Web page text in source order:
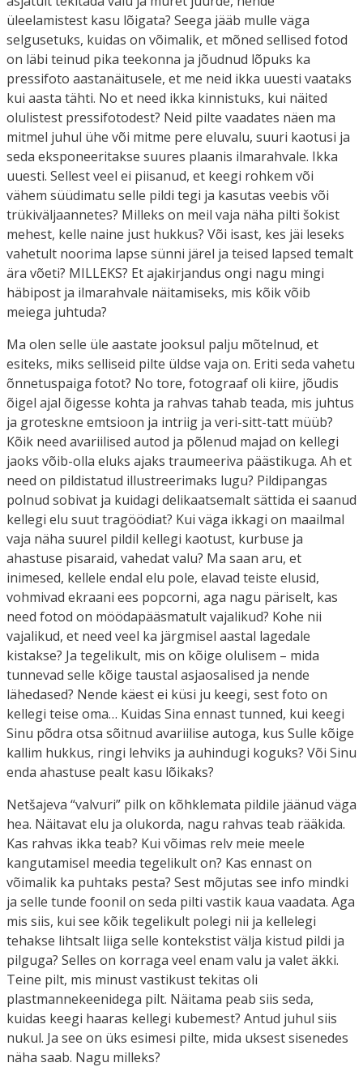
üleelamistest kasu lõigata? Seega jääb mulle väga
selgusetuks, kuidas on võimalik, et mõned sellised fotod
on läbi teinud pika teekonna ja jõudnud lõpuks ka
pressifoto aastanäitusele, et me neid ikka uuesti vaataks
kui aasta tähti. No et need ikka kinnistuks, kui näited
olulistest pressifotodest? Neid pilte vaadates näen ma
mitmel juhul ühe või mitme pere eluvalu, suuri kaotusi ja
seda eksponeeritakse suures plaanis ilmarahvale. Ikka
uuesti. Sellest veel ei piisanud, et keegi rohkem või
vähem süüdimatu selle pildi tegi ja kasutas veebis või
trükiväljaannetes? Milleks on meil vaja näha pilti šokist
mehest, kelle naine just hukkus? Või isast, kes jäi leseks
vahetult noorima lapse sünni järel ja teised lapsed temalt
ära võeti? MILLEKS? Et ajakirjandus ongi nagu mingi
häbipost ja ilmarahvale näitamiseks, mis kõik võib
meiega juhtuda?
Ma olen selle üle aastate jooksul palju mõtelnud, et
esiteks, miks selliseid pilte üldse vaja on. Eriti seda vahetu
õnnetuspaiga fotot? No tore, fotograaf oli kiire, jõudis
õigel ajal õigesse kohta ja rahvas tahab teada, mis juhtus
ja groteskne emtsioon ja intriig ja veri-sitt-tatt müüb?
Kõik need avariilised autod ja põlenud majad on kellegi
jaoks võib-olla eluks ajaks traumeeriva päästikuga. Ah et
need on pildistatud illustreerimaks lugu? Pildipangas
polnud sobivat ja kuidagi delikaatsemalt sättida ei saanud
kellegi elu suut tragöödiat? Kui väga ikkagi on maailmal
vaja näha suurel pildil kellegi kaotust, kurbuse ja
ahastuse pisaraid, vahedat valu? Ma saan aru, et
inimesed, kellele endal elu pole, elavad teiste elusid,
vohmivad ekraani ees popcorni, aga nagu päriselt, kas
need fotod on möödapääsmatult vajalikud? Kohe nii
vajalikud, et need veel ka järgmisel aastal lagedale
kistakse? Ja tegelikult, mis on kõige olulisem – mida
tunnevad selle kõige taustal asjaosalised ja nende
lähedased? Nende käest ei küsi ju keegi, sest foto on
kellegi teise oma… Kuidas Sina ennast tunned, kui keegi
Sinu põdra otsa sõitnud avariilise autoga, kus Sulle kõige
kallim hukkus, ringi lehviks ja auhindugi koguks? Või Sinu
enda ahastuse pealt kasu lõikaks?
Netšajeva “valvuri” pilk on kõhklemata pildile jäänud väga
hea. Näitavat elu ja olukorda, nagu rahvas teab rääkida.
Kas rahvas ikka teab? Kui võimas relv meie meele
kangutamisel meedia tegelikult on? Kas ennast on
võimalik ka puhtaks pesta? Sest mõjutas see info mindki
ja selle tunde foonil on seda pilti vastik kaua vaadata. Aga
mis siis, kui see kõik tegelikult polegi nii ja kellelegi
tehakse lihtsalt liiga selle kontekstist välja kistud pildi ja
pilguga? Selles on korraga veel enam valu ja valet äkki.
Teine pilt, mis minust vastikust tekitas oli
plastmannekeenidega pilt. Näitama peab siis seda,
kuidas keegi haaras kellegi kubemest? Antud juhul siis
nukul. Ja see on üks esimesi pilte, mida uksest sisenedes
näha saab. Nagu milleks?